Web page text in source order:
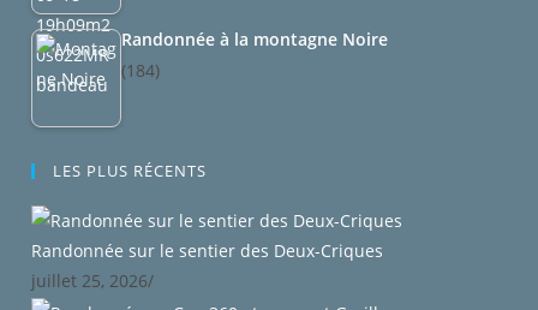
Randonnée à la montagne Noire
(184)
LES PLUS RÉCENTS
Randonnée sur le sentier des Deux-Criques
juillet 25, 2026/